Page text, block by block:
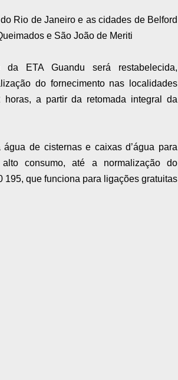
Rio de Janeiro e as cidades de Belford
e São João de Meriti
ETA Guandu será restabelecida,
do fornecimento nas localidades
a partir da retomada integral da
de cisternas e caixas d’água para
consumo, até a normalização do
que funciona para ligações gratuitas